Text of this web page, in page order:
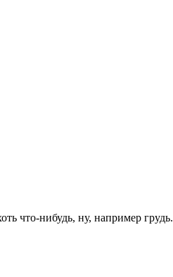
что-нибудь, ну, например грудь.